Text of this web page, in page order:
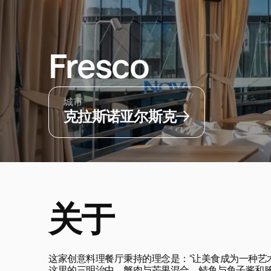
Fresco
城市
克拉斯诺亚尔斯克
关于
这家创意料理餐厅秉持的理念是：“让美食成为一种艺